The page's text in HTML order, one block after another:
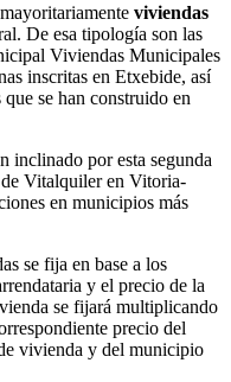
viviendas
De esa tipología son las
Viviendas Municipales
inscritas en Etxebide, así
se han construido en
inclinado por esta segunda
Vitalquiler en Vitoria-
en municipios más
se fija en base a los
y el precio de la
se fijará multiplicando
precio del
vivienda y del municipio